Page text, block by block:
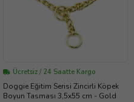
Ücretsiz / 24 Saatte Kargo
Doggie Eğitim Serisi Zincirli Köpek
Boyun Tasması 3,5x55 cm - Gold